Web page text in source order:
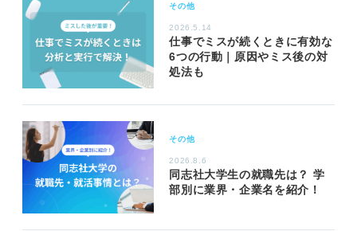
その他
2026.5.14
仕事でミスが続くときに有効な
6つの行動｜原因やミス後の対
処法も
その他
2026.8.6
同志社大学生の就職先は？ 学
部別に業界・企業名を紹介！